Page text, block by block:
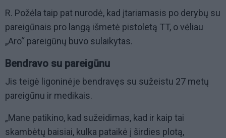
R. Požėla taip pat nurodė, kad įtariamasis po derybų su
pareigūnais pro langą išmetė pistoletą TT, o vėliau
„Aro“ pareigūnų buvo sulaikytas.
Bendravo su pareigūnu
Jis teigė ligoninėje bendravęs su sužeistu 27 metų
pareigūnu ir medikais.
„Mane patikino, kad sužeidimas, kad ir kaip tai
skambėtų baisiai, kulka pataikė į širdies plotą,